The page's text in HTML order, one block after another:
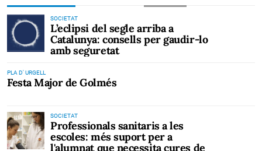
SOCIETAT
L’eclipsi del segle arriba a
Catalunya: consells per gaudir-lo
amb seguretat
PLA D' URGELL
Festa Major de Golmés
SOCIETAT
Professionals sanitaris a les
escoles: més suport per a
l'alumnat que necessita cures de